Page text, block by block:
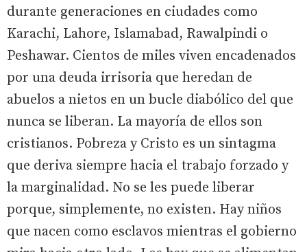
durante generaciones en ciudades como
Karachi, Lahore, Islamabad, Rawalpindi o
Peshawar. Cientos de miles viven encadenados
por una deuda irrisoria que heredan de
abuelos a nietos en un bucle diabólico del que
nunca se liberan. La mayoría de ellos son
cristianos. Pobreza y Cristo es un sintagma
que deriva siempre hacia el trabajo forzado y
la marginalidad. No se les puede liberar
porque, simplemente, no existen. Hay niños
que nacen como esclavos mientras el gobierno